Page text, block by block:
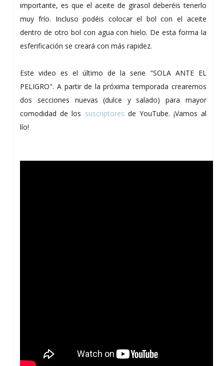
importante, es que el aceite de girasol deberéis tenerlo
muy frío. Incluso podéis colocar el bol con el aceite
dentro de otro bol con agua con hielo. De esta forma la
esferificación se creará con más rapidez.
Este video es el último de la serie "SOLA ANTE EL
PELIGRO". A partir de la próxima temporada crearemos
dos secciones nuevas (dulce y salado) para mayor
comodidad de los suscriptores de YouTube. ¡Vamos al
lío!